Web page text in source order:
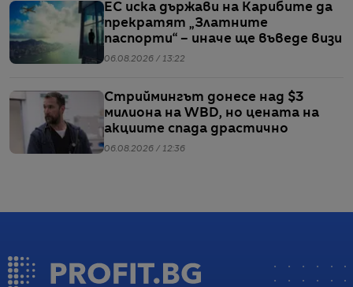
ЕС иска държави на Карибите да
прекратят „Златните
паспорти“ – иначе ще въведе визи
06.08.2026 / 13:22
Стриймингът донесе над $3
милиона на WBD, но цената на
акциите спада драстично
06.08.2026 / 12:36